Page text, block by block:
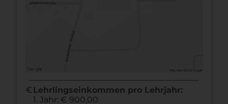
euro Lehrlingseinkommen pro Lehrjahr:
1. Jahr: € 900,00